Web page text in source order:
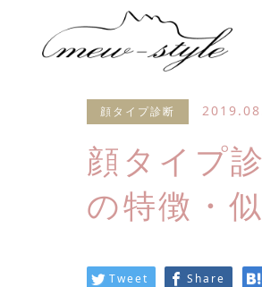
顔タイプ診断
顔タイプ
の特徴・
Tweet Share